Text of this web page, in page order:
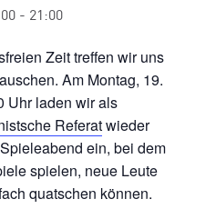
- 21:00
Zeit treffen wir uns
Am Montag, 19.
Uhr laden wir als
Referatwieder
ein, bei dem
spielen, neue Leute
quatschen können.